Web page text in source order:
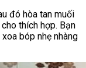
đó hòa tan muối
thích hợp. Bạn
bóp nhẹ nhàng